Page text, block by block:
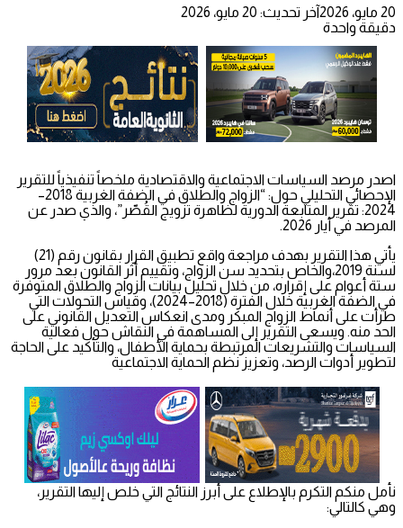
20 مايو، 2026
آخر تحديث: 20 مايو، 2026
دقيقة واحدة
اصدر مرصد السياسات الاجتماعية والاقتصادية ملخصاً تنفيذياً للتقرير
الإحصائي التحليلي حول: “الزواج والطلاق في الضفة الغربية 2018–
2024: تقرير المتابعة الدورية لظاهرة تزويج القُصّر”، والذي صدر عن
المرصد في أيار 2026.
يأتي هذا التقرير بهدف مراجعة واقع تطبيق القرار بقانون رقم (21)
لسنة 2019،والخاص بتحديد سن الزواج، وتقييم أثر القانون بعد مرور
ستة أعوام على إقراره، من خلال تحليل بيانات الزواج والطلاق المتوفرة
في الضفة الغربية خلال الفترة (2018–2024)، وقياس التحولات التي
طرأت على أنماط الزواج المبكر ومدى انعكاس التعديل القانوني على
الحد منه. ويسعى التقرير إلى المساهمة في النقاش حول فعالية
السياسات والتشريعات المرتبطة بحماية الأطفال، والتأكيد على الحاجة
لتطوير أدوات الرصد، وتعزيز نظم الحماية الاجتماعية
نأمل منكم التكرم بالإطلاع على أبرز النتائج التي خلص إليها التقرير،
وهي كالتالي: